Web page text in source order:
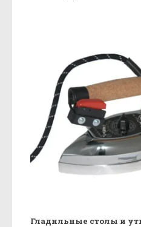
Гладильные столы и